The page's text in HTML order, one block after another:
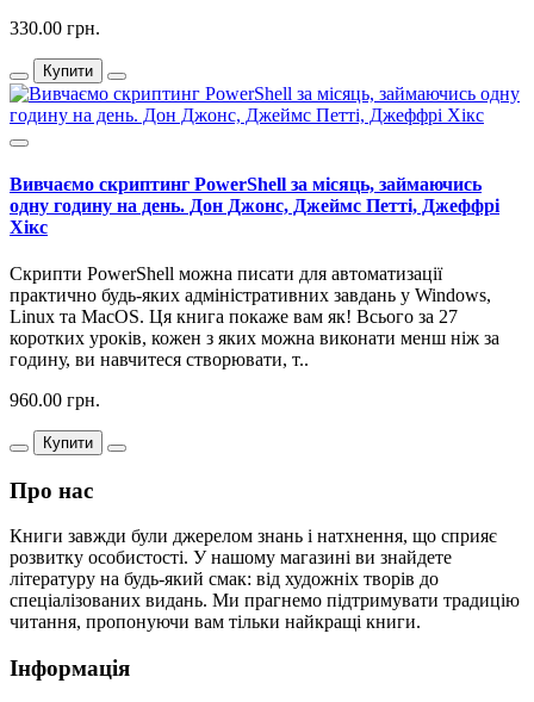
330.00 грн.
Купити
Вивчаємо скриптинг PowerShell за місяць, займаючись
одну годину на день. Дон Джонс, Джеймс Петті, Джеффрі
Хікс
Скрипти PowerShell можна писати для автоматизації
практично будь-яких адміністративних завдань у Windows,
Linux та MacOS. Ця книга покаже вам як! Всього за 27
коротких уроків, кожен з яких можна виконати менш ніж за
годину, ви навчитеся створювати, т..
960.00 грн.
Купити
Про нас
Книги завжди були джерелом знань і натхнення, що сприяє
розвитку особистості. У нашому магазині ви знайдете
літературу на будь-який смак: від художніх творів до
спеціалізованих видань. Ми прагнемо підтримувати традицію
читання, пропонуючи вам тільки найкращі книги.
Інформація